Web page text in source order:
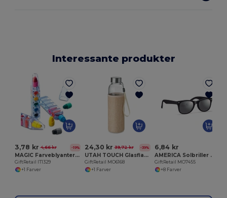
Interessante produkter
3,78 kr 4,66 kr -19%
MAGIC Farveblyanter 6 styk
GiftRetail IT1329
+1 Farver
24,30 kr 39,72 kr -39%
UTAH TOUCH Glasflaske med sleeve i neopren
GiftRetail MO6168
+1 Farver
6,84 kr
AMERICA Solbriller med UV beskyttelse
GiftRetail MO7455
+8 Farver